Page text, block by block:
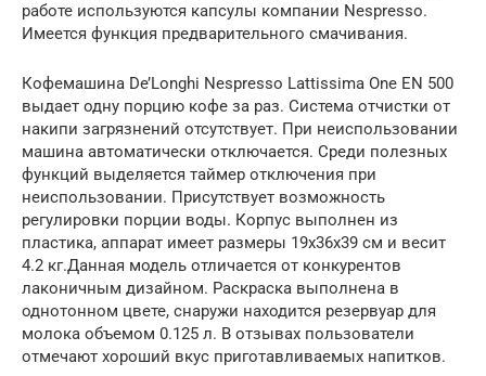
работе используются капсулы компании Nespresso.
Имеется функция предварительного смачивания.
Кофемашина De’Longhi Nespresso Lattissima One EN 500
выдает одну порцию кофе за раз. Система отчистки от
накипи загрязнений отсутствует. При неиспользовании
машина автоматически отключается. Среди полезных
функций выделяется таймер отключения при
неиспользовании. Присутствует возможность
регулировки порции воды. Корпус выполнен из
пластика, аппарат имеет размеры 19х36х39 см и весит
4.2 кг.Данная модель отличается от конкурентов
лаконичным дизайном. Раскраска выполнена в
однотонном цвете, снаружи находится резервуар для
молока объемом 0.125 л. В отзывах пользователи
отмечают хороший вкус приготавливаемых напитков.